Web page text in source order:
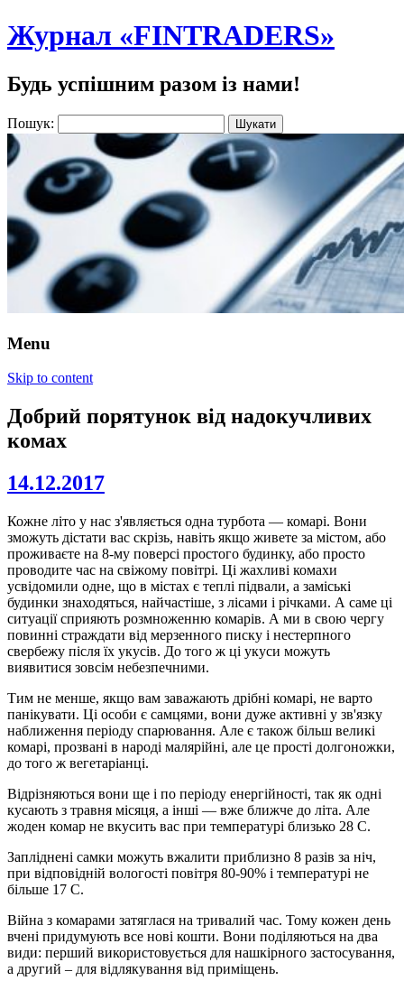
Журнал «FINTRADERS»
Будь успішним разом із нами!
Пошук:
Menu
Skip to content
Добрий порятунок від надокучливих
комах
14.12.2017
Кожне літо у нас з'являється одна турбота — комарі. Вони
зможуть дістати вас скрізь, навіть якщо живете за містом, або
проживаєте на 8-му поверсі простого будинку, або просто
проводите час на свіжому повітрі. Ці жахливі комахи
усвідомили одне, що в містах є теплі підвали, а заміські
будинки знаходяться, найчастіше, з лісами і річками. А саме ці
ситуації сприяють розмноженню комарів. А ми в свою чергу
повинні страждати від мерзенного писку і нестерпного
свербежу після їх укусів. До того ж ці укуси можуть
виявитися зовсім небезпечними.
Тим не менше, якщо вам заважають дрібні комарі, не варто
панікувати. Ці особи є самцями, вони дуже активні у зв'язку
наближення періоду спарювання. Але є також більш великі
комарі, прозвані в народі малярійні, але це прості долгоножки,
до того ж вегетаріанці.
Відрізняються вони ще і по періоду енергійності, так як одні
кусають з травня місяця, а інші — вже ближче до літа. Але
жоден комар не вкусить вас при температурі близько 28 С.
Запліднені самки можуть вжалити приблизно 8 разів за ніч,
при відповідній вологості повітря 80-90% і температурі не
більше 17 С.
Війна з комарами затяглася на тривалий час. Тому кожен день
вчені придумують все нові кошти. Вони поділяються на два
види: перший використовується для нашкірного застосування,
а другий – для відлякування від приміщень.